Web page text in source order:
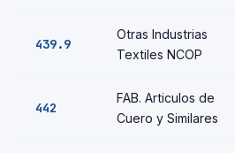
439.9
Otras Industrias
Textiles NCOP
442
FAB. Articulos de
Cuero y Similares